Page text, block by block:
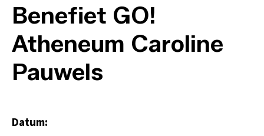
Benefiet GO!
Atheneum Caroline
Pauwels
Datum: